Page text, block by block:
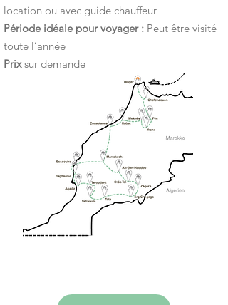
location ou avec guide chauffeur
Période idéale pour voyager : Peut être visité
toute l’année
Prix sur demande